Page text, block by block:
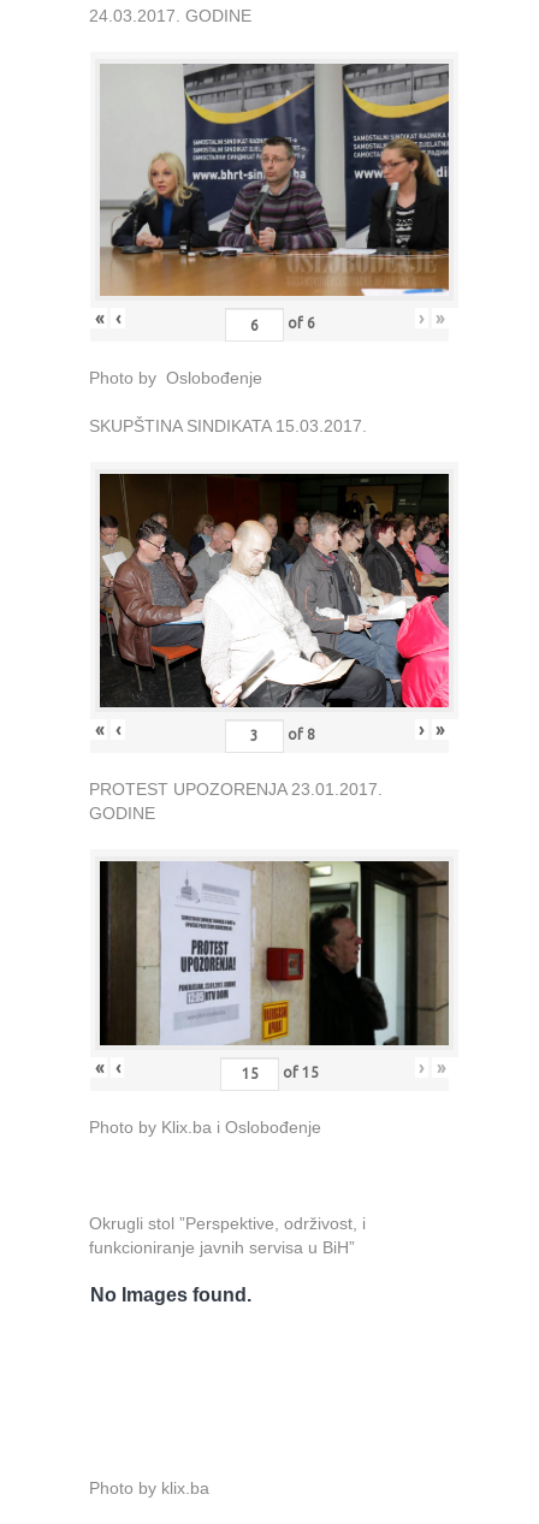
24.03.2017. GODINE
« ‹ of 6 › »
Photo by Oslobođenje
SKUPŠTINA SINDIKATA 15.03.2017.
« ‹ of 8 › »
PROTEST UPOZORENJA 23.01.2017.
GODINE
« ‹ of 15 › »
Photo by Klix.ba i Oslobođenje
Okrugli stol ”Perspektive, održivost, i
funkcioniranje javnih servisa u BiH”
No Images found.
Photo by klix.ba